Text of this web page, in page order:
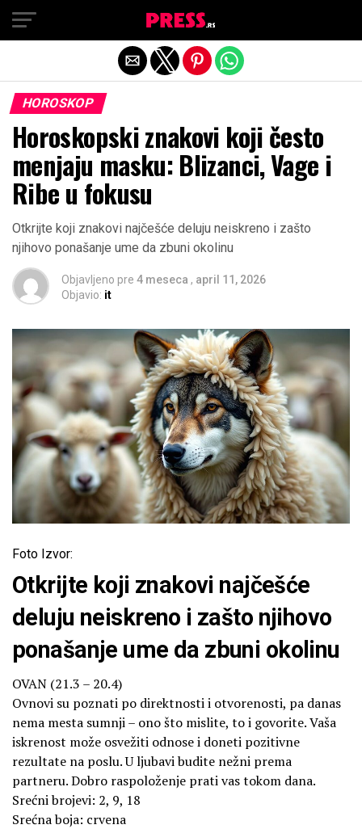
HOROSKOP
Horoskopski znakovi koji često
menjaju masku: Blizanci, Vage i
Ribe u fokusu
Otkrijte koji znakovi najčešće deluju neiskreno i zašto
njihovo ponašanje ume da zbuni okolinu
Objavljeno pre 4 meseca , april 11, 2026
Objavio: it
Foto Izvor:
Otkrijte koji znakovi najčešće
deluju neiskreno i zašto njihovo
ponašanje ume da zbuni okolinu
OVAN (21.3 – 20.4)
Ovnovi su poznati po direktnosti i otvorenosti, pa danas
nema mesta sumnji – ono što mislite, to i govorite. Vaša
iskrenost može osvežiti odnose i doneti pozitivne
rezultate na poslu. U ljubavi budite nežni prema
partneru. Dobro raspoloženje prati vas tokom dana.
Srećni brojevi: 2, 9, 18
Srećna boja: crvena
Exit mobile version